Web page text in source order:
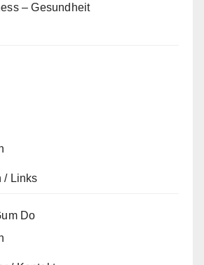
– Gesundheit
/ Links
Do